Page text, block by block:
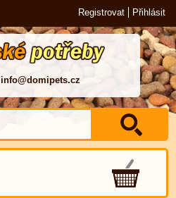
Registrovat Přihlásit
info@domipets.cz